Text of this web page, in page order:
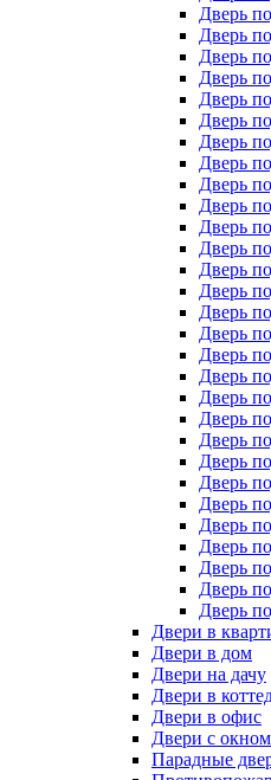
Дверь
Дверь
Дверь
Дверь
Дверь
Дверь
Дверь
Дверь
Дверь
Дверь
Дверь
Дверь
Дверь
Дверь
Дверь
Дверь
Дверь
Дверь
Дверь
Дверь
Дверь
Дверь
Дверь
Дверь
Дверь
Дверь
Дверь
Дверь
Дверь
Двери в
Двери в дом
Двери на дачу
Двери в
Двери в офис
Двери с окном
Парадные